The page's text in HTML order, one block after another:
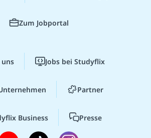
Zum Jobportal
Jobs bei Studyflix
Partner
Business Presse